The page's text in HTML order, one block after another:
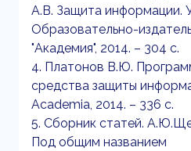
А.В. Защита информации.
Образовательно-
"Академия", 2014. – 304 с.
4. Платонов В.Ю.
средства защиты
Academia, 2014. – 336 с.
5. Сборник статей.
Под общим названием